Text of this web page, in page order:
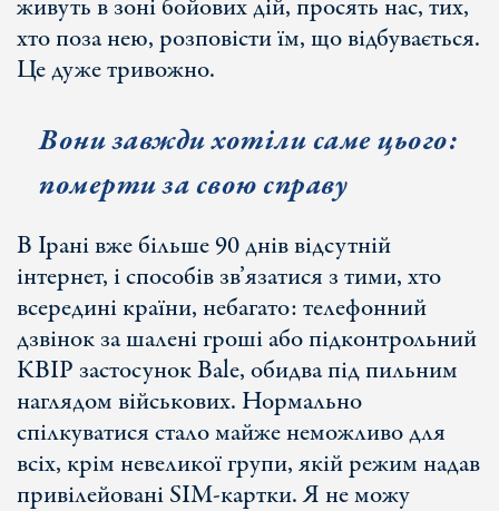
живуть в зоні бойових дій, просять нас, тих,
хто поза нею, розповісти їм, що відбувається.
Це дуже тривожно.
Вони завжди хотіли саме цього:
померти за свою справу
В Ірані вже більше 90 днів відсутній
інтернет, і способів зв’язатися з тими, хто
всередині країни, небагато: телефонний
дзвінок за шалені гроші або підконтрольний
КВІР застосунок Bale, обидва під пильним
наглядом військових. Нормально
спілкуватися стало майже неможливо для
всіх, крім невеликої групи, якій режим надав
привілейовані SIM-картки. Я не можу